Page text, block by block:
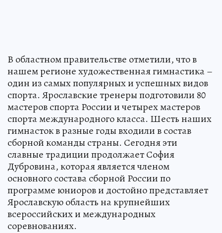
В областном правительстве отметили, что в
нашем регионе художественная гимнастика –
один из самых популярных и успешных видов
спорта. Ярославские тренеры подготовили 80
мастеров спорта России и четырех мастеров
спорта международного класса. Шесть наших
гимнасток в разные годы входили в состав
сборной команды страны. Сегодня эти
славные традиции продолжает София
Дубровина, которая является членом
основного состава сборной России по
программе юниоров и достойно представляет
Ярославскую область на крупнейших
всероссийских и международных
соревнованиях.